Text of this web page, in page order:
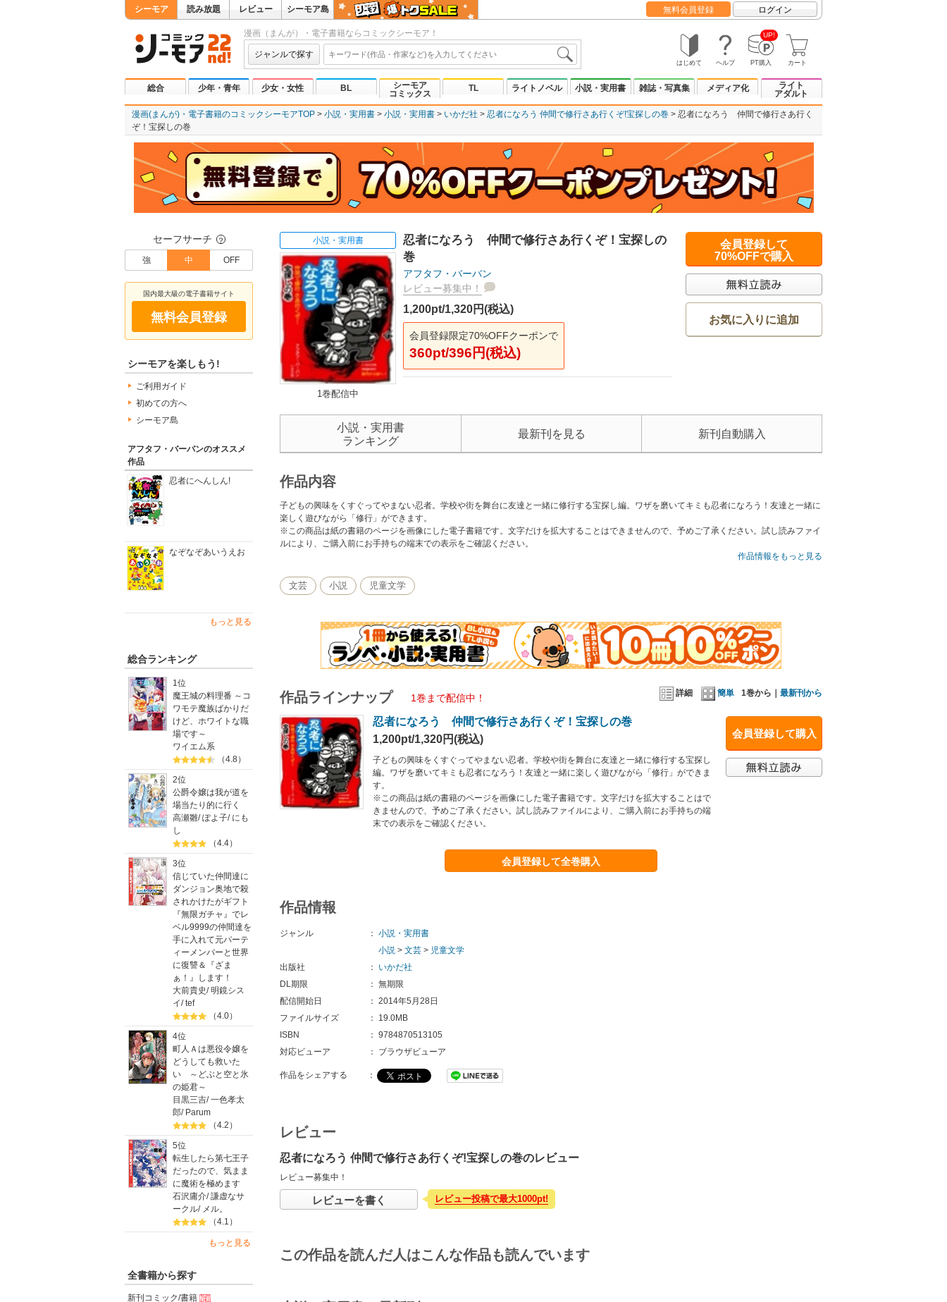
シーモア 読み放題 レビュー シーモア島 無料会員登録 ログイン
漫画（まんが）・電子書籍ならコミックシーモア！
ジャンルで探す
はじめて ヘルプ
UP!
PT購入 カート
総合 少年・青年 少女・女性 BL
シーモア
コミックス
TL ライトノベル 小説・実用書 雑誌・写真集 メディア化
ライト
アダルト
漫画(まんが)・電子書籍のコミックシーモアTOP 小説・実用書 小説・実用書 いかだ社 忍者になろう 仲間で修行さあ行くぞ!宝探しの巻
忍者になろう 仲間で修行さあ行く
ぞ！宝探しの巻
セーフサーチ ？
強 中 OFF
国内最大級の電子書籍サイト
無料会員登録
シーモアを楽しもう!
ご利用ガイド
初めての方へ
シーモア島
アフタフ・バーバンのオススメ
作品
忍者にへんしん!
なぞなぞあいうえお
もっと見る
総合ランキング
1位
魔王城の料理番 ～コ
ワモテ魔族ばかりだ
けど、ホワイトな職
場です～
ワイエム系
（4.8）
2位
公爵令嬢は我が道を
場当たり的に行く
高瀬雛/ぽよ子/ にも
し
（4.4）
3位
信じていた仲間達に
ダンジョン奥地で殺
されかけたがギフト
『無限ガチャ』でレ
ベル9999の仲間達を
手に入れて元パーテ
ィーメンバーと世界
に復讐＆『ざま
ぁ！』します！
大前貴史/明鏡シス
イ/tef
（4.0）
4位
町人Ａは悪役令嬢を
どうしても救いた
い ～どぶと空と氷
の姫君～
目黒三吉/一色孝太
郎/ Parum
（4.2）
5位
転生したら第七王子
だったので、気まま
に魔術を極めます
石沢庸介/謙虚なサ
ークル/ メル。
（4.1）
もっと見る
全書籍から探す
新刊コミック/書籍
小説・実用書
1巻配信中
忍者になろう 仲間で修行さあ行くぞ！宝探しの
巻
アフタフ・バーバン
レビュー募集中！
1,200pt/1,320円(税込)
会員登録限定70%OFFクーポンで
360pt/396円(税込)
会員登録して
70%OFFで購入
お気に入りに追加
小説・実用書
ランキング
最新刊を見る 新刊自動購入
作品内容
子どもの興味をくすぐってやまない忍者。学校や街を舞台に友達と一緒に修行する宝探し編。ワザを磨いてキミも忍者になろう！友達と一緒に
楽しく遊びながら「修行」ができます。
※この商品は紙の書籍のページを画像にした電子書籍です。文字だけを拡大することはできませんので、予めご了承ください。試し読みファイ
ルにより、ご購入前にお手持ちの端末での表示をご確認ください。
作品情報をもっと見る
文芸 小説 児童文学
詳細 簡単 1巻から｜ 最新刊から
作品ラインナップ 1巻まで配信中！
会員登録して購入
忍者になろう 仲間で修行さあ行くぞ！宝探しの巻
1,200pt/1,320円(税込)
子どもの興味をくすぐってやまない忍者。学校や街を舞台に友達と一緒に修行する宝探し
編。ワザを磨いてキミも忍者になろう！友達と一緒に楽しく遊びながら「修行」ができま
す。
※この商品は紙の書籍のページを画像にした電子書籍です。文字だけを拡大することはで
きませんので、予めご了承ください。試し読みファイルにより、ご購入前にお手持ちの端
末での表示をご確認ください。
会員登録して全巻購入
作品情報
ジャンル ： 小説・実用書
小説 > 文芸 > 児童文学
出版社
：
いかだ社
DL期限
： 無期限
配信開始日
： 2014年5月28日
ファイルサイズ
：
19.0MB
ISBN
： 9784870513105
対応ビューア
： ブラウザビューア
作品をシェアする ：
レビュー
忍者になろう 仲間で修行さあ行くぞ!宝探しの巻のレビュー
レビュー募集中！
レビューを書く レビュー投稿で最大1000pt!
この作品を読んだ人はこんな作品も読んでいます